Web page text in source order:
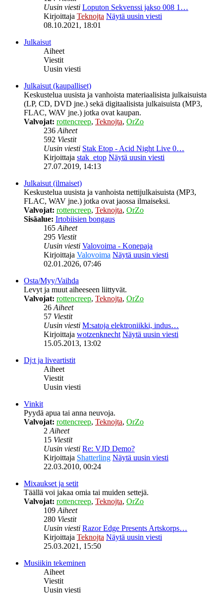
Uusin viesti Loputon Sekvenssi jakso 008 1…
Kirjoittaja Teknojta Näytä uusin viesti
08.10.2021, 18:01
Julkaisut
Aiheet
Viestit
Uusin viesti
Julkaisut (kaupalliset)
Keskustelua uusista ja vanhoista materiaalisista julkaisuista
(LP, CD, DVD jne.) sekä digitaalisista julkaisuista (MP3,
FLAC, WAV jne.) jotka ovat kaupan.
Valvojat: rottencreep, Teknojta, OrZo
236Aiheet
592 Viestit
Uusin viesti Stak Etop - Acid Night Live 0…
Kirjoittaja stak_etop Näytä uusin viesti
27.07.2019, 14:13
Julkaisut (ilmaiset)
Keskustelua uusista ja vanhoista nettijulkaisuista (MP3,
FLAC, WAV jne.) jotka ovat jaossa ilmaiseksi.
Valvojat: rottencreep, Teknojta, OrZo
Sisäalue: Irtobiisien bongaus
165Aiheet
295 Viestit
Uusin viesti Valovoima - Konepaja
Kirjoittaja Valovoima Näytä uusin viesti
02.01.2026, 07:46
Osta/Myy/Vaihda
Levyt ja muut aiheeseen liittyvät.
Valvojat: rottencreep, Teknojta, OrZo
26Aiheet
57 Viestit
Uusin viesti M:satoja elektroniikki, indus…
Kirjoittaja wotzenknecht Näytä uusin viesti
15.05.2013, 13:02
Dj:t ja liveartistit
Aiheet
Viestit
Uusin viesti
Vinkit
Pyydä apua tai anna neuvoja.
Valvojat: rottencreep, Teknojta, OrZo
2Aiheet
15 Viestit
Uusin viesti Re: VJD Demo?
Kirjoittaja Shatterling Näytä uusin viesti
22.03.2010, 00:24
Mixaukset ja setit
Täällä voi jakaa omia tai muiden settejä.
Valvojat: rottencreep, Teknojta, OrZo
109Aiheet
280 Viestit
Uusin viesti Razor Edge Presents Artskorps…
Kirjoittaja Teknojta Näytä uusin viesti
25.03.2021, 15:50
Musiikin tekeminen
Aiheet
Viestit
Uusin viesti